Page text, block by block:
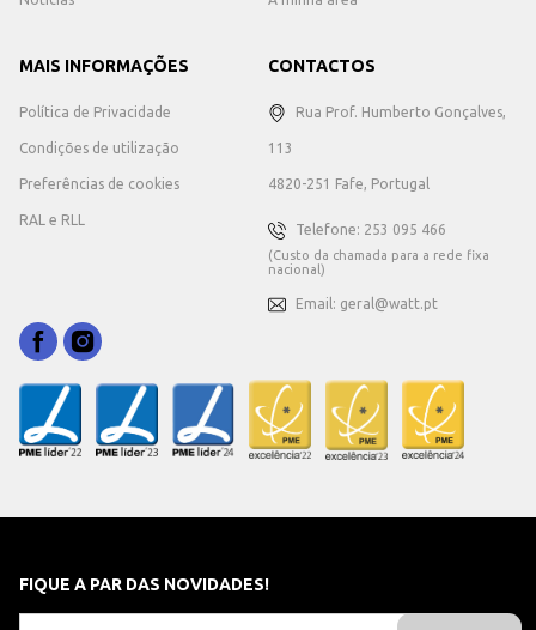
MAIS INFORMAÇÕES
Política de Privacidade
Condições de utilização
Preferências de cookies
RAL e RLL
CONTACTOS
Rua Prof. Humberto Gonçalves,
113
4820-251 Fafe, Portugal
Telefone: 253 095 466
(Custo da chamada para a rede fixa
nacional)
Email: geral@watt.pt
FIQUE A PAR DAS NOVIDADES!